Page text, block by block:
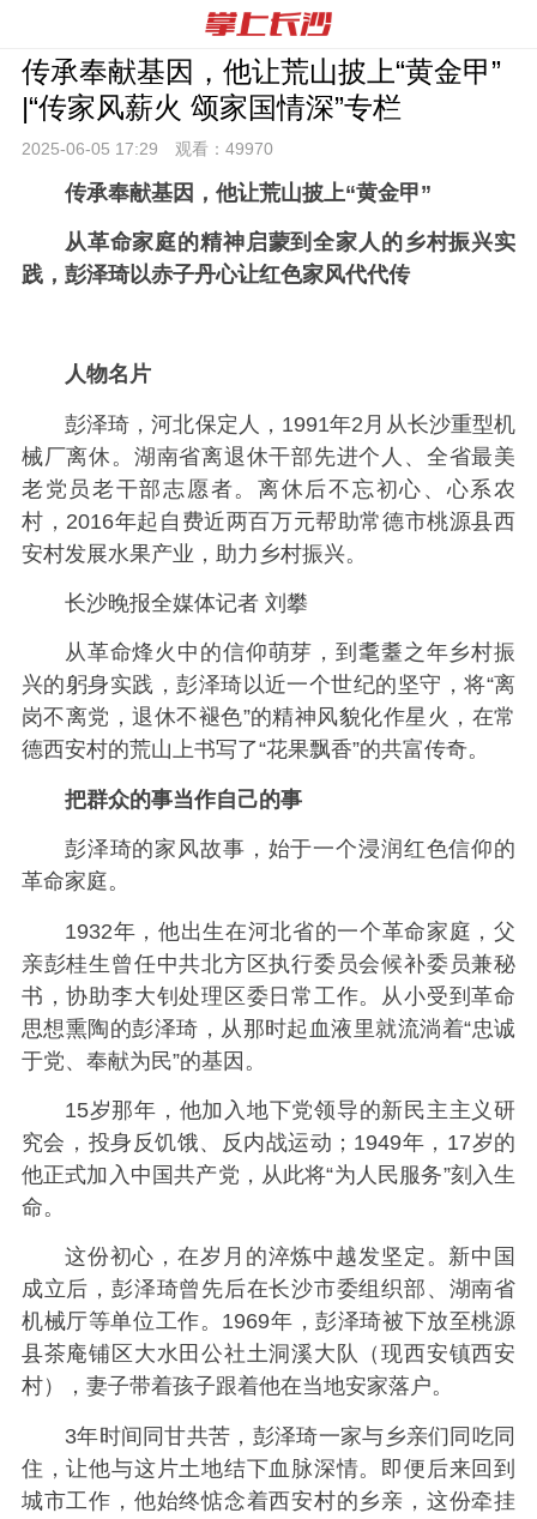
传承奉献基因，他让荒山披上“黄金甲”
|“传家风薪火 颂家国情深”专栏
2025-06-05 17:29 观看： 49970
传承奉献基因，他让荒山披上“黄金甲”
从革命家庭的精神启蒙到全家人的乡村振兴实
践，彭泽琦以赤子丹心让红色家风代代传
人物名片
彭泽琦，河北保定人，1991年2月从长沙重型机
械厂离休。湖南省离退休干部先进个人、全省最美
老党员老干部志愿者。离休后不忘初心、心系农
村，2016年起自费近两百万元帮助常德市桃源县西
安村发展水果产业，助力乡村振兴。
长沙晚报全媒体记者 刘攀
从革命烽火中的信仰萌芽，到耄耋之年乡村振
兴的躬身实践，彭泽琦以近一个世纪的坚守，将“离
岗不离党，退休不褪色”的精神风貌化作星火，在常
德西安村的荒山上书写了“花果飘香”的共富传奇。
把群众的事当作自己的事
彭泽琦的家风故事，始于一个浸润红色信仰的
革命家庭。
1932年，他出生在河北省的一个革命家庭，父
亲彭桂生曾任中共北方区执行委员会候补委员兼秘
书，协助李大钊处理区委日常工作。从小受到革命
思想熏陶的彭泽琦，从那时起血液里就流淌着“忠诚
于党、奉献为民”的基因。
15岁那年，他加入地下党领导的新民主主义研
究会，投身反饥饿、反内战运动；1949年，17岁的
他正式加入中国共产党，从此将“为人民服务”刻入生
命。
这份初心，在岁月的淬炼中越发坚定。新中国
成立后，彭泽琦曾先后在长沙市委组织部、湖南省
机械厅等单位工作。1969年，彭泽琦被下放至桃源
县茶庵铺区大水田公社土洞溪大队（现西安镇西安
村），妻子带着孩子跟着他在当地安家落户。
3年时间同甘共苦，彭泽琦一家与乡亲们同吃同
住，让他与这片土地结下血脉深情。即便后来回到
城市工作，他始终惦念着西安村的乡亲，这份牵挂